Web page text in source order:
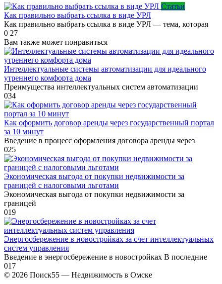
Статьи
Как правильно выбрать ссылка в виде УРЛ
Как правильно выбрать ссылка в виде УРЛ — тема, которая
0 27
Вам также может понравиться
Интеллектуальные системы автоматизации для идеального
утреннего комфорта дома
Преимущества интеллектуальных систем автоматизации
034
Как оформить договор аренды через государственный портал
за 10 минут
Введение в процесс оформления договора аренды через
025
Экономическая выгода от покупки недвижимости за
границей с налоговыми льготами
Экономическая выгода от покупки недвижимости за
границей
019
Энергосбережение в новостройках за счет интеллектуальных
систем управления
Введение в энергосбережение в новостройках В последние
017
© 2026 Поиск55 — Недвижимость в Омске